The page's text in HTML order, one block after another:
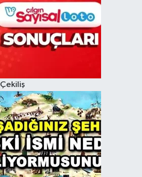
Çekiliş